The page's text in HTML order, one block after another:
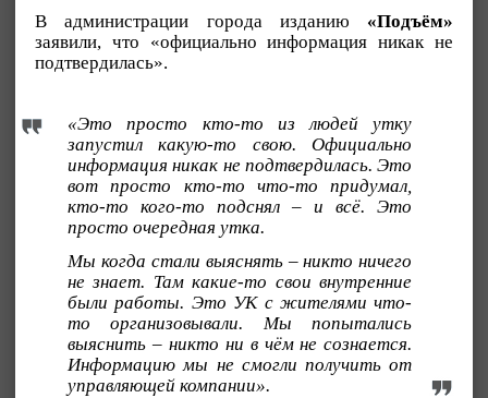
В администрации города изданию «Подъём»
заявили, что «официально информация никак не
подтвердилась».
«Это просто кто-то из людей утку
запустил какую-то свою. Официально
информация никак не подтвердилась. Это
вот просто кто-то что-то придумал,
кто-то кого-то подснял – и всё. Это
просто очередная утка.
Мы когда стали выяснять – никто ничего
не знает. Там какие-то свои внутренние
были работы. Это УК с жителями что-
то организовывали. Мы попытались
выяснить – никто ни в чём не сознается.
Информацию мы не смогли получить от
управляющей компании».